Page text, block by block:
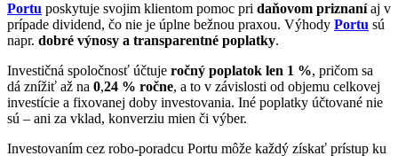
Portu poskytuje svojim klientom pomoc pri daňovom priznaníaj v
prípade dividend, čo nie je úplne bežnou praxou. Výhody Portu sú
napr. dobré výnosy a transparentné poplatky.
Investičná spoločnosť účtuje ročný poplatok len 1 %, pričom sa
dá znížiť až na 0,24 % ročne, a to v závislosti od objemu celkovej
investície a fixovanej doby investovania. Iné poplatky účtované nie
sú – ani za vklad, konverziu mien či výber.
Investovaním cez robo-poradcu Portu môže každý získať prístup ku